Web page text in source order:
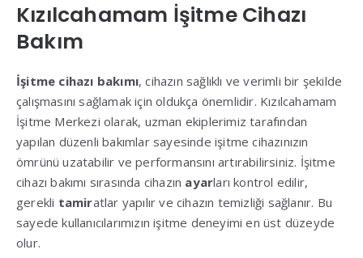
Kızılcahamam İşitme Cihazı
Bakım
İşitme cihazı bakımı, cihazın sağlıklı ve verimli bir şekilde
çalışmasını sağlamak için oldukça önemlidir. Kızılcahamam
İşitme Merkezi olarak, uzman ekiplerimiz tarafından
yapılan düzenli bakımlar sayesinde işitme cihazınızın
ömrünü uzatabilir ve performansını artırabilirsiniz. İşitme
cihazı bakımı sırasında cihazın ayarları kontrol edilir,
gerekli tamiratlar yapılır ve cihazın temizliği sağlanır. Bu
sayede kullanıcılarımızın işitme deneyimi en üst düzeyde
olur.